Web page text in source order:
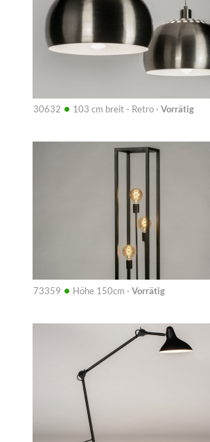
30632 • 103 cm breit - Retro · Vorrätig
73359 • Höhe 150cm · Vorrätig
Info
Info